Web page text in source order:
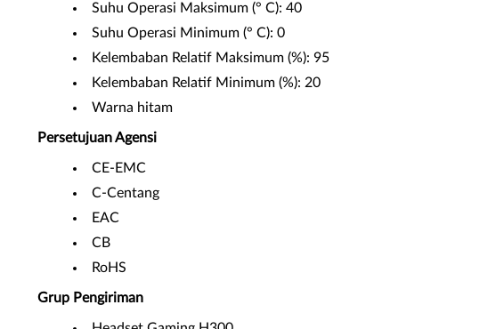
Suhu Operasi Maksimum (° C): 40
Suhu Operasi Minimum (° C): 0
Kelembaban Relatif Maksimum (%): 95
Kelembaban Relatif Minimum (%): 20
Warna hitam
Persetujuan Agensi
CE-EMC
C-Centang
EAC
CB
RoHS
Grup Pengiriman